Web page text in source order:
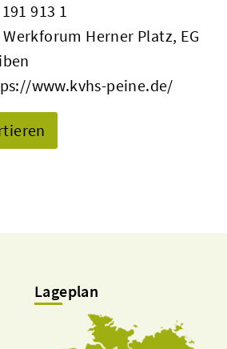
913 1
Herner Platz, EG
www.kvhs-peine.de/
Lageplan